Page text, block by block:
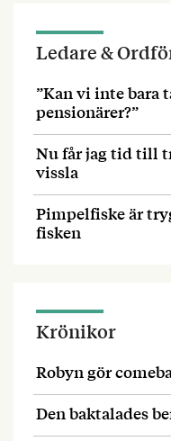
Ledare &
”Kan vi inte bara
pensionärer?”
Nu får jag tid till
vissla
Pimpelfiske är
fisken
Krönikor
Robyn gör
Den baktalades